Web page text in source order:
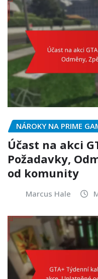
NÁROKY NA PRIME
Účast na akci
Požadavky,
od komunity
Marcus Hale